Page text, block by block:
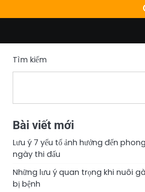
Tìm kiếm
Bài viết mới
Lưu ý 7 yếu tố ảnh hưởng đến
ngày thi đấu
Những lưu ý quan trọng khi nuôi
bị bệnh